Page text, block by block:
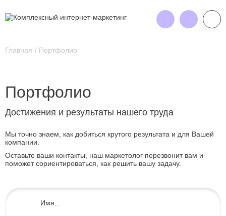
Главная Портфолио
Портфолио
Достижения и результаты нашего труда
Мы точно знаем, как добиться крутого результата и для Вашей
компании.
Оставьте ваши контакты, наш маркетолог перезвонит вам и
поможет сориентироваться, как решить вашу задачу.